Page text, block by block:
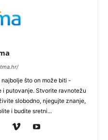
što on može biti -
i putovanje. Stvorite ravnotežu
slobodno, njegujte znanje,
i budite sretni...